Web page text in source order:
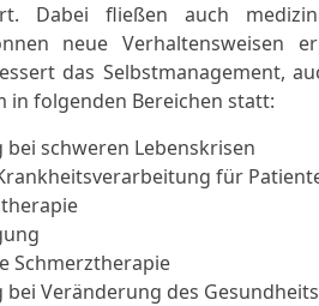
Dabei fließen auch
neue Verhaltensweisen
das Selbstmanagement,
in folgenden Bereichen statt:
schweren Lebenskrisen
für
Schmerztherapie
Veränderung des